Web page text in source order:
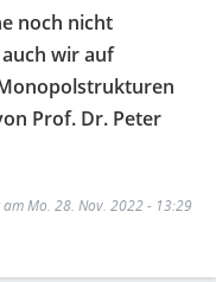
noch nicht
wir auf
Prof. Dr. Peter
Mo. 28. Nov. 2022 - 13:29